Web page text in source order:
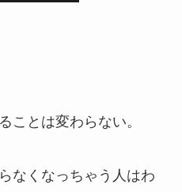
ことは変わらない。
なくなっちゃう人はわ